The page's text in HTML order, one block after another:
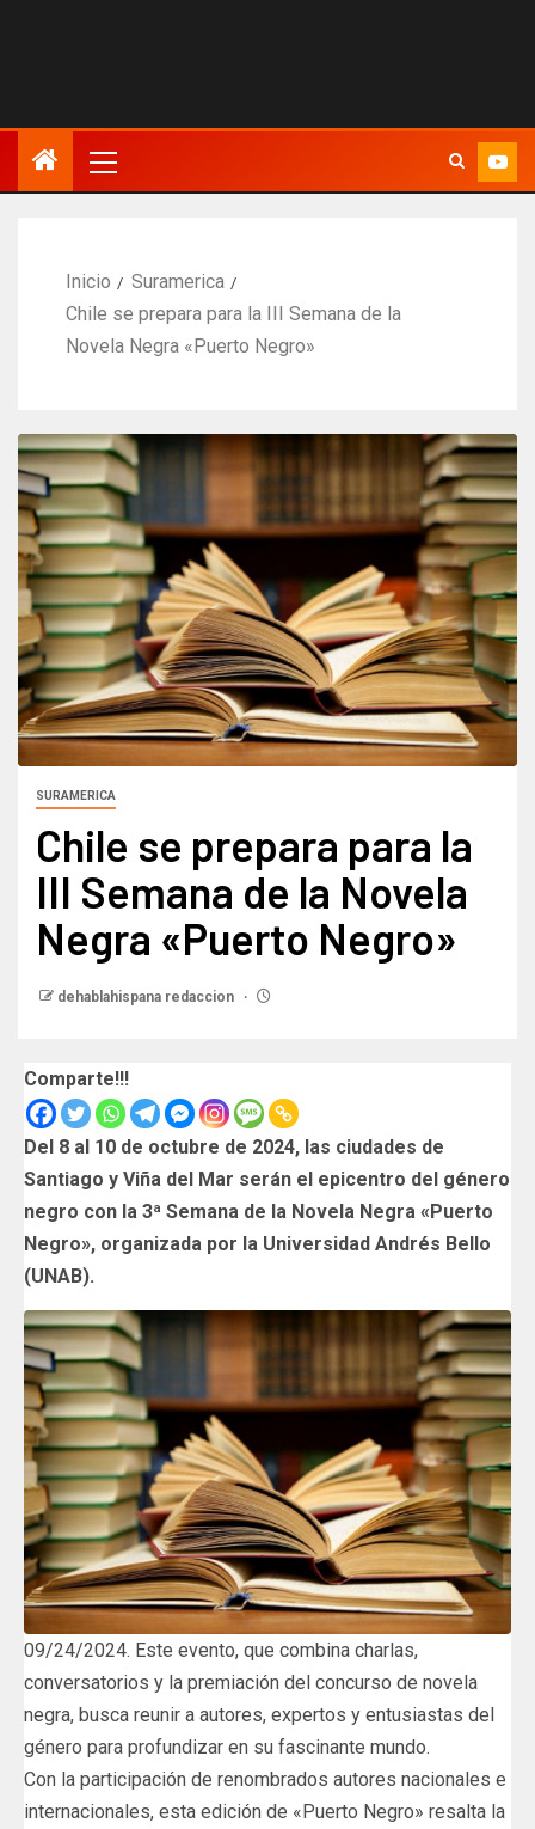
Inicio
Suramerica
Chile se prepara para la III Semana de la
Novela Negra «Puerto Negro»
SURAMERICA
Chile se prepara para la
III Semana de la Novela
Negra «Puerto Negro»
dehablahispana redaccion
Comparte!!!
Del 8 al 10 de octubre de 2024, las ciudades de
Santiago y Viña del Mar serán el epicentro del género
negro con la 3ª Semana de la Novela Negra «Puerto
Negro», organizada por la Universidad Andrés Bello
(UNAB).
09/24/2024. Este evento, que combina charlas,
conversatorios y la premiación del concurso de novela
negra, busca reunir a autores, expertos y entusiastas del
género para profundizar en su fascinante mundo.
Con la participación de renombrados autores nacionales e
internacionales, esta edición de «Puerto Negro» resalta la